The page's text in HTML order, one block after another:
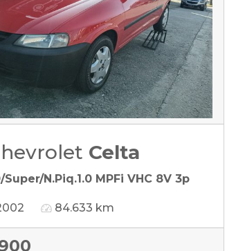
Celta
Super/N.Piq.1.0 MPFi VHC 8V 3p
84.633 km